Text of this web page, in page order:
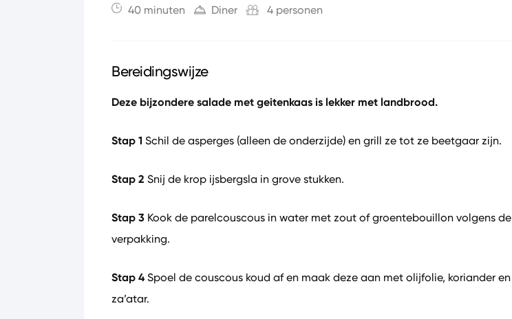
40 minuten Diner 4 personen
Bereidingswijze
Deze bijzondere salade met geitenkaas is lekker met landbrood.
Stap 1 Schil de asperges (alleen de onderzijde) en grill ze tot ze beetgaar zijn.
Stap 2 Snij de krop ijsbergsla in grove stukken.
Stap 3 Kook de parelcouscous in water met zout of groentebouillon volgens de
verpakking.
Stap 4 Spoel de couscous koud af en maak deze aan met olijfolie, koriander en
za’atar.